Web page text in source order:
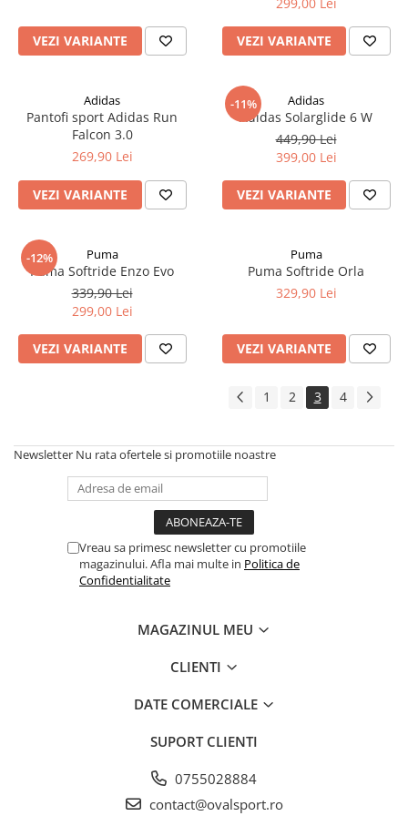
VEZI VARIANTE VEZI VARIANTE
Adidas
Pantofi sport Adidas Run
Falcon 3.0
269,90 Lei
VEZI VARIANTE
-11% Adidas
Adidas Solarglide 6 W
449,90 Lei
399,00 Lei
VEZI VARIANTE
-12% Puma
Puma Softride Enzo Evo
339,90 Lei
299,00 Lei
VEZI VARIANTE
Puma
Puma Softride Orla
329,90 Lei
VEZI VARIANTE
1 2 3 4
Newsletter Nu rata ofertele si promotiile noastre
Vreau sa primesc newsletter cu promotiile
magazinului. Afla mai multe in Politica de
Confidentialitate
MAGAZINUL MEU
CLIENTI
DATE COMERCIALE
SUPORT CLIENTI
0755028884
contact@ovalsport.ro